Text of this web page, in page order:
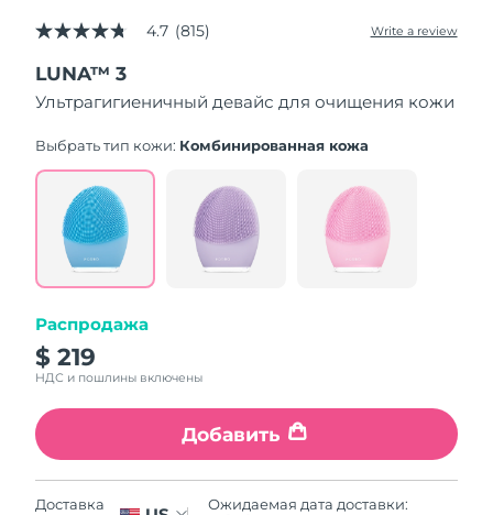
4.7
of
5
stars,
rating
Read
Reviews.
Same
page
link.
4.7 (815) Write a review
LUNA™ 3
Ультрагигиеничный девайс для очищения кожи
Выбрать тип кожи: Комбинированная кожа
Распродажа
$ 219
НДС и пошлины включены
Добавить
Доставка
Ожидаемая дата доставки: